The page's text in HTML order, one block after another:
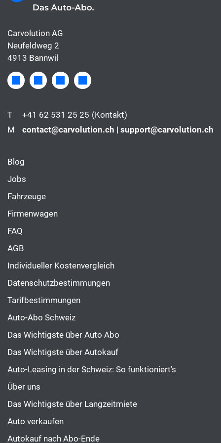
Carvolution AG
Neufeldweg 2
4913 Bannwil
T +41 62 531 25 25 (Kontakt)
M
contact@carvolution.ch | support@carvolution.ch
Blog
Jobs
Fahrzeuge
Firmenwagen
FAQ
AGB
Individueller Kostenvergleich
Datenschutzbestimmungen
Tarifbestimmungen
Auto-Abo Schweiz
Das Wichtigste über Auto Abo
Das Wichtigste über Autokauf
Auto-Leasing in der Schweiz: So funktioniert’s
Über uns
Das Wichtigste über Langzeitmiete
Auto verkaufen
Autokauf nach Abo-Ende